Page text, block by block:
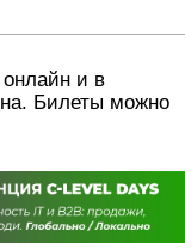
и в
Билеты можно